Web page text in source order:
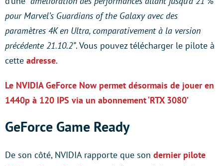
pour Marvel’s Guardians of the Galaxy avec des
paramètres 4K en Ultra, comparativement à la version
précédente 21.10.2”. Vous pouvez télécharger le pilote à
cette adresse.
Le NVIDIA GeForce Now permet désormais de jouer en
1440p à 120 IPS via un abonnement ‘RTX 3080’
GeForce Game Ready
De son côté, NVIDIA rapporte que son dernier pilote